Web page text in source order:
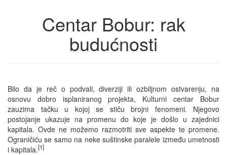
Centar Bobur: rak
budućnosti
Bilo da je reč o podvali, diverziji ili ozbiljnom ostvarenju, na
osnovu dobro isplaniranog projekta, Kulturni centar Bobur
zauzima tačku u kojoj se stiču brojni fenomeni. Njegovo
postojanje ukazuje na promenu do koje je došlo u zajednici
kapitala. Ovde ne možemo razmotriti sve aspekte te promene.
Ograničiću se samo na neke suštinske paralele između umetnosti
i kapitala.[1]